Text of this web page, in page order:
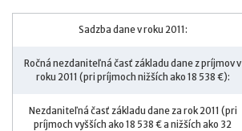
Sadzba dane v roku 2011:
Ročná nezdaniteľná časť základu dane z príjmov v
roku 2011 (pri príjmoch nižších ako 18 538 €):
Nezdaniteľná časť základu dane za rok 2011 (pri
príjmoch vyšších ako 18 538 € a nižších ako 32